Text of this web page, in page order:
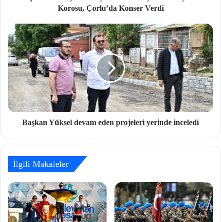
Korosu, Çorlu’da Konser Verdi
Başkan Yüksel devam eden projeleri yerinde inceledi
İlgili Makaleler